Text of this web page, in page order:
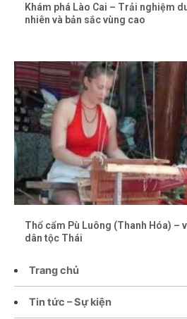
Trang chủ
Tin tức – Sự kiện
Khám phá Lào Cai – Trải nghiệm
nhiên và bản sắc vùng cao
Thổ cẩm Pù Luông (Thanh Hóa) –
dân tộc Thái